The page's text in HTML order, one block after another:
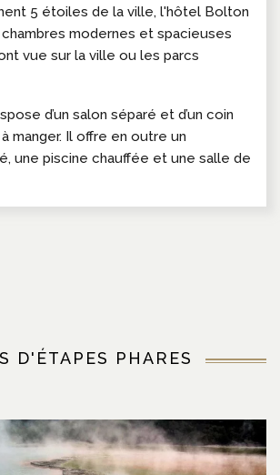
5 étoiles de la ville, l'hôtel Bolton
modernes et spacieuses
vue sur la ville ou les parcs
d’un salon séparé et d’un coin
manger. Il offre en outre un
une piscine chauffée et une salle de
D'ÉTAPES PHARES